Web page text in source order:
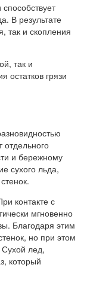
В результате
так и скопления
так и
остатков грязи
отдельного
и бережному
сухого льда,
контакте с
мгновенно
Благодаря этим
но при этом
лед,
который